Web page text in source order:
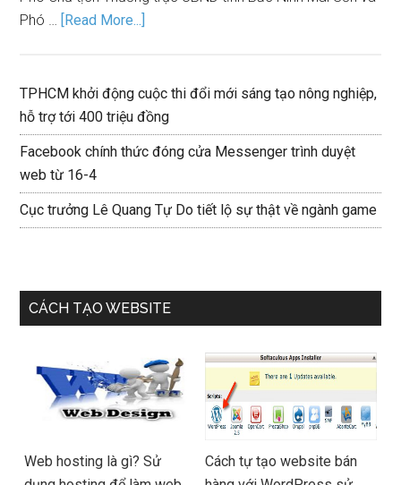
Phó … [Read More...]
TPHCM khởi động cuộc thi đổi mới sáng tạo nông nghiệp,
hỗ trợ tới 400 triệu đồng
Facebook chính thức đóng cửa Messenger trình duyệt
web từ 16-4
Cục trưởng Lê Quang Tự Do tiết lộ sự thật về ngành game
CÁCH TẠO WEBSITE
Web hosting là gì? Sử
Cách tự tạo website bán